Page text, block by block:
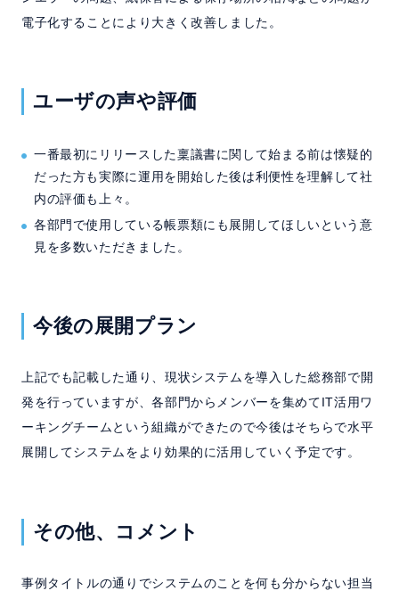
電子化することにより大きく改善しました。
ユーザの声や評価
一番最初にリリースした稟議書に関して始まる前は懐疑的
だった方も実際に運用を開始した後は利便性を理解して社
内の評価も上々。
各部門で使用している帳票類にも展開してほしいという意
見を多数いただきました。
今後の展開プラン
上記でも記載した通り、現状システムを導入した総務部で開
発を行っていますが、各部門からメンバーを集めてIT活用ワ
ーキングチームという組織ができたので今後はそちらで水平
展開してシステムをより効果的に活用していく予定です。
その他、コメント
事例タイトルの通りでシステムのことを何も分からない担当